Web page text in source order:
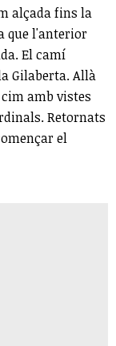
alçada fins la
que l'anterior
El camí
Gilaberta. Allà
amb vistes
Retornats
el